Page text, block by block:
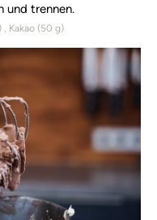
und trennen.
Kakao (50 g)